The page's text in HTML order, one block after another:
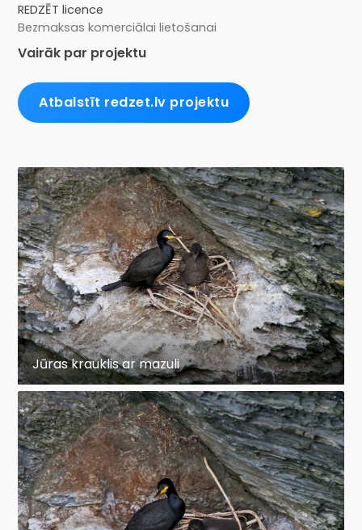
REDZĒT licence
Bezmaksas komerciālai lietošanai
Vairāk par projektu
Atbalstīt redzet.lv projektu
Jūras krauklis ar mazuli